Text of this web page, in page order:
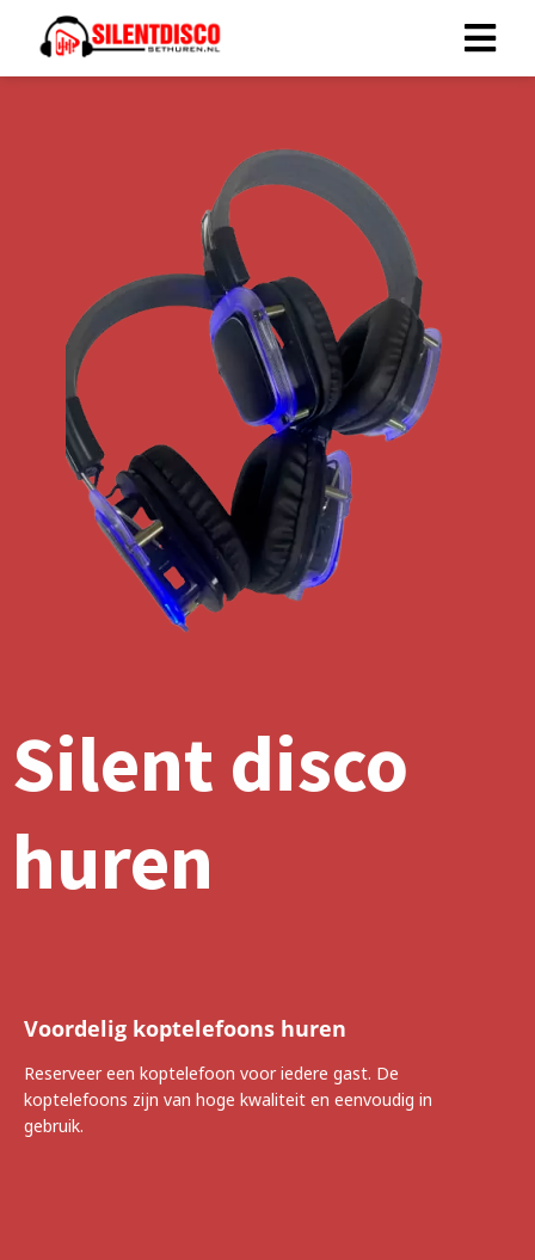
Silent disco
huren
Voordelig koptelefoons huren
Reserveer een koptelefoon voor iedere gast. De
koptelefoons zijn van hoge kwaliteit en eenvoudig in
gebruik.